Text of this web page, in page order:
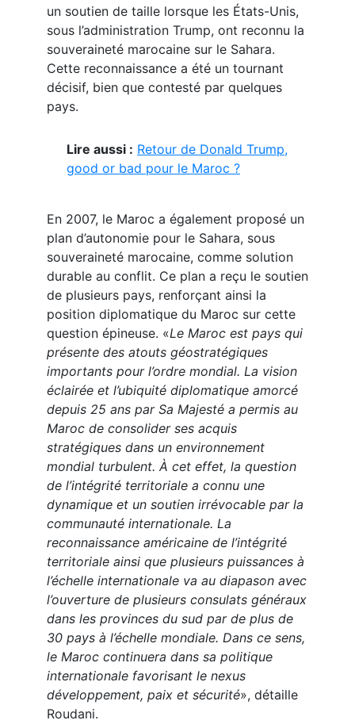
un soutien de taille lorsque les États-Unis,
sous l’administration Trump, ont reconnu la
souveraineté marocaine sur le Sahara.
Cette reconnaissance a été un tournant
décisif, bien que contesté par quelques
pays.
Lire aussi : Retour de Donald Trump,
good or bad pour le Maroc ?
En 2007, le Maroc a également proposé un
plan d’autonomie pour le Sahara, sous
souveraineté marocaine, comme solution
durable au conflit. Ce plan a reçu le soutien
de plusieurs pays, renforçant ainsi la
position diplomatique du Maroc sur cette
question épineuse. «Le Maroc est pays qui
présente des atouts géostratégiques
importants pour l’ordre mondial. La vision
éclairée et l’ubiquité diplomatique amorcé
depuis 25 ans par Sa Majesté a permis au
Maroc de consolider ses acquis
stratégiques dans un environnement
mondial turbulent. À cet effet, la question
de l’intégrité territoriale a connu une
dynamique et un soutien irrévocable par la
communauté internationale. La
reconnaissance américaine de l’intégrité
territoriale ainsi que plusieurs puissances à
l’échelle internationale va au diapason avec
l’ouverture de plusieurs consulats généraux
dans les provinces du sud par de plus de
30 pays à l’échelle mondiale. Dans ce sens,
le Maroc continuera dans sa politique
internationale favorisant le nexus
développement, paix et sécurité», détaille
Roudani.